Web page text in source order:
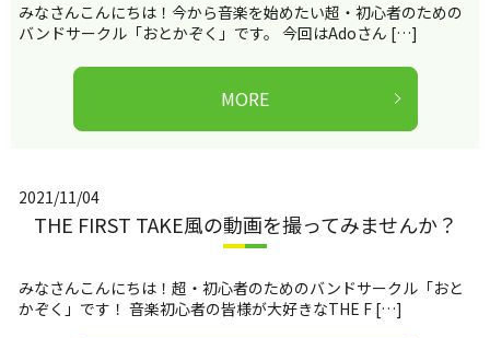
みなさんこんにちは！今から音楽を始めたい超・初心者のための
バンドサークル「おとかぞく」です。 今回はAdoさん […]
MORE
2021/11/04
THE FIRST TAKE風の動画を撮ってみませんか？
みなさんこんにちは！超・初心者のためのバンドサークル「おと
かぞく」です！ 音楽初心者の皆様が大好きなTHE F […]